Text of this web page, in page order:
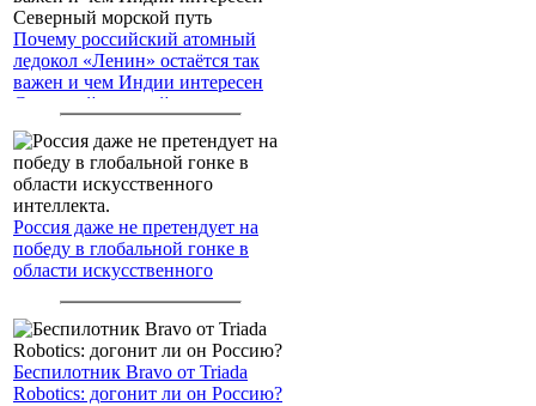
Почему российский атомный
ледокол «Ленин» остаётся так
важен и чем Индии интересен
Северный морской путь
Россия даже не претендует на
победу в глобальной гонке в
области искусственного
Беспилотник Bravo от Triada
Robotics: догонит ли он Россию?